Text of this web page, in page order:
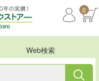
0
Web検索